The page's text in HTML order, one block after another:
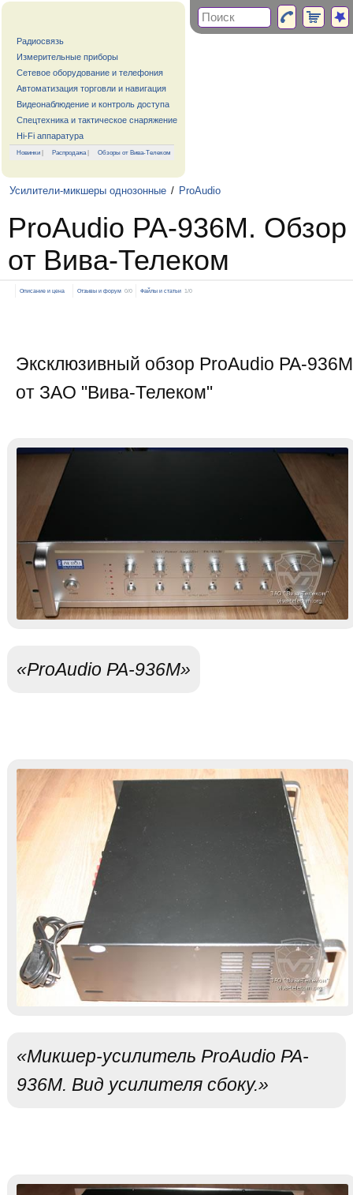
Радиосвязь
Измерительные приборы
Сетевое оборудование и телефония
Автоматизация торговли и навигация
Видеонаблюдение и контроль доступа
Спецтехника и тактическое снаряжение
Hi-Fi аппаратура
Новинки | Распродажа| Обзоры от Вива-Телеком
Усилители-микшеры однозонные / ProAudio
ProAudio PA-936M. Обзор
от Вива-Телеком
Описание и цена Отзывы и форум 0/0 Файлы и статьи 1/0
Эксклюзивный обзор ProAudio PA-936M
от ЗАО "Вива-Телеком"
«ProAudio PA-936M»
«Микшер-усилитель ProAudio PA-
936M. Вид усилителя сбоку.»